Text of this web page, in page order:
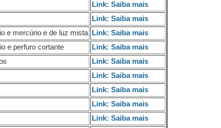
Link: Saiba mais
Link: Saiba mais
e mercúrio e de luz mista
Link: Saiba mais
e perfuro cortante
Link: Saiba mais
Link: Saiba mais
Link: Saiba mais
Link: Saiba mais
Link: Saiba mais
Link: Saiba mais